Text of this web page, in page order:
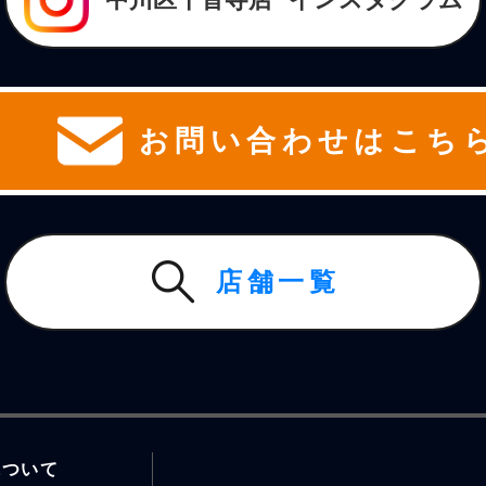
お問い合わせはこち
店舗一覧
いて